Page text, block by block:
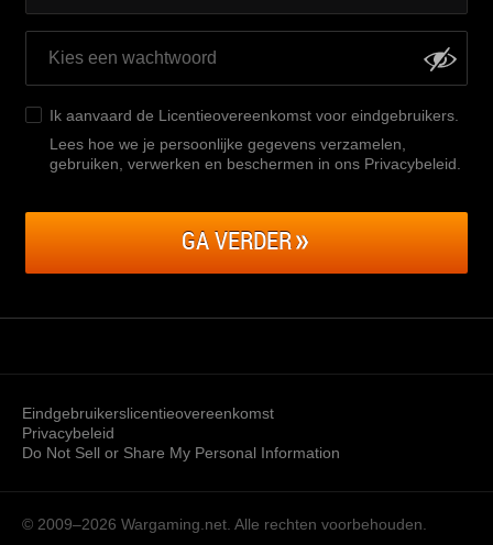
Ik aanvaard de Licentieovereenkomst voor eindgebruikers
Lees hoe we je persoonlijke gegevens verzamelen,
gebruiken, verwerken en beschermen in ons Privacybeleid
GA VERDER
Eindgebruikerslicentieovereenkomst
Privacybeleid
Do Not Sell or Share My Personal Information
© 2009–2026 Wargaming.net. Alle rechten voorbehouden.